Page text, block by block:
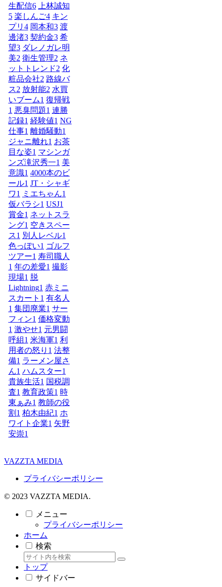
生配信6
上林誠知
5 楽しんご4 キン
プリ 4 岡本和3 渡
邊渚3 契約金3 希
望3 ダレノガレ明
美2 衛生管理2 ネ
ットトレンド2 化
粧品会社2 路線バ
ス2 放射能2 水買
いブーム1 復帰戦
1 悪臭問題1 連勝
記録1 経験値1 NG
仕事1 離婚騒動1
ジャニ離れ1 お茶
目な姿1 マシンガ
ンズ滝沢秀一1 美
意識1 4000本のビ
ール1 JT・シャギ
ワ1 ミエちゃん1
仮バラシ1 USJ1
賞金1 ネットスラ
ング1 空きスペー
ス1 別人レベル1
色っぽい1 ゴルフ
ツアー1 寿司職人
1 年の差愛1 撮影
現場1 脱
Lightning1 赤ミニ
スカート 1 有名人
1 集団廃業1 サー
フィン1 価格変動
1 激やせ1 元男闘
呼組1 米海軍1 利
用者の怒り 1 法整
備1 ラーメン屋さ
ん1 ハムスター1
貴族生活1 国税調
査1 教育政策1 時
東ぁみ1 教師の役
割 1 柏木由紀1 ホ
ワイト企業1 矢野
安崇1
VAZZTA MEDIA
プライバシーポリシー
© 2023 VAZZTA MEDIA.
メニュー
プライバシーポリシー
ホーム
検索
トップ
サイドバー